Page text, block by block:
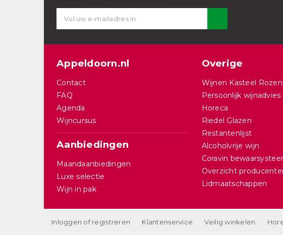
Appeldoorn.nl
Contact
FAQ
Agenda
Wijncursus
Aanbiedingen
Maandaanbiedingen
Luxe selectie
Wijn in pak
Overige
Wijnen Kasteel
Persoonlijk wijnadvies
Horeca
Riedel Glazen
Restantenlijst
Alcoholvrije wijn
Coravin
Overzicht
Lidmaatschappen
Inloggen of registreren Klantenservice Veilig winkelen